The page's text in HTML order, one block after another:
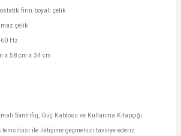
fırın boyalı çelik
çelik
Hz
x 58 cm x 34 cm
Santrifüj, Güç Kablosu ve Kullanma Kitapçığı.
ile iletişime geçmenizi tavsiye ederiz.